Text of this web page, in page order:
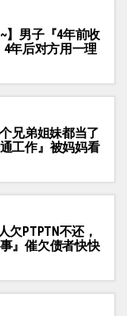
】男子『4年前收
年后对方用一理
兄弟姐妹都当了
工作』被妈妈看
欠PTPTN不还，
』催欠债者快快